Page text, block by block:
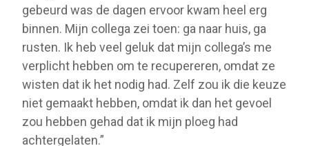
gebeurd was de dagen ervoor kwam heel erg
binnen. Mijn collega zei toen: ga naar huis, ga
rusten. Ik heb veel geluk dat mijn collega’s me
verplicht hebben om te recupereren, omdat ze
wisten dat ik het nodig had. Zelf zou ik die keuze
niet gemaakt hebben, omdat ik dan het gevoel
zou hebben gehad dat ik mijn ploeg had
achtergelaten.”